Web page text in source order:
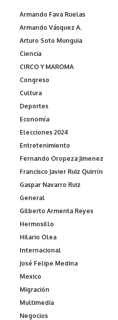
Armando Fava Ruelas
Armando Vásquez A.
Arturo Soto Munguia
Ciencia
CIRCO Y MAROMA
Congreso
Cultura
Deportes
Economía
Elecciones 2024
Entretenimiento
Fernando Oropeza Jimenez
Francisco Javier Ruiz Quirrín
Gaspar Navarro Ruiz
General
Gilberto Armenta Reyes
Hermosillo
Hilario Olea
Internacional
José Felipe Medina
Mexico
Migración
Multimedia
Negocios